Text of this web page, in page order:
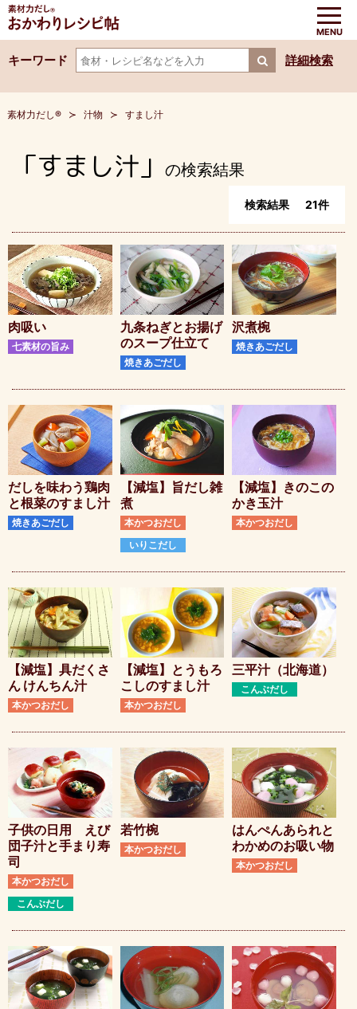
キーワード 詳細検索
素材力だし® 汁物 すまし汁
「すまし汁」 の検索結果
検索結果 21件
肉吸い
七素材の旨み
九条ねぎとお揚げ
のスープ仕立て
焼きあごだし
沢煮椀
焼きあごだし
だしを味わう鶏肉
と根菜のすまし汁
焼きあごだし
【減塩】旨だし雑
煮
本かつおだし
いりこだし
【減塩】きのこの
かき玉汁
本かつおだし
【減塩】具だくさ
ん けんちん汁
本かつおだし
【減塩】とうもろ
こしのすまし汁
本かつおだし
三平汁（北海道）
こんぶだし
子供の日用 えび
団子汁と手まり寿
司
本かつおだし
こんぶだし
若竹椀
本かつおだし
はんぺんあられと
わかめのお吸い物
本かつおだし